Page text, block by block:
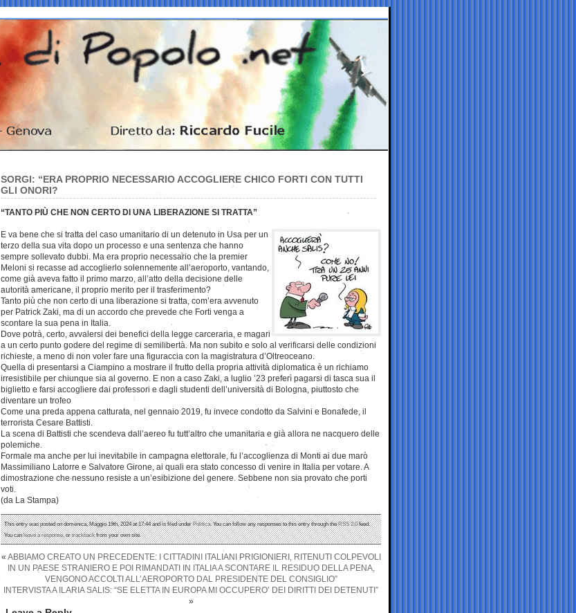
SORGI: “ERA PROPRIO NECESSARIO ACCOGLIERE CHICO FORTI CON TUTTI
GLI ONORI?
“TANTO PIÙ CHE NON CERTO DI UNA LIBERAZIONE SI TRATTA”
E va bene che si tratta del caso umanitario di un detenuto in Usa per un
terzo della sua vita dopo un processo e una sentenza che hanno
sempre sollevato dubbi. Ma era proprio necessario che la premier
Meloni si recasse ad accoglierlo solennemente all’aeroporto, vantando,
come già aveva fatto il primo marzo, all’atto della decisione delle
autorità americane, il proprio merito per il trasferimento?
Tanto più che non certo di una liberazione si tratta, com’era avvenuto
per Patrick Zaki, ma di un accordo che prevede che Forti venga a
scontare la sua pena in Italia.
Dove potrà, certo, avvalersi dei benefici della legge carceraria, e magari
a un certo punto godere del regime di semilibertà. Ma non subito e solo al verificarsi delle condizioni
richieste, a meno di non voler fare una figuraccia con la magistratura d’Oltreoceano.
Quella di presentarsi a Ciampino a mostrare il frutto della propria attività diplomatica è un richiamo
irresistibile per chiunque sia al governo. E non a caso Zaki, a luglio ’23 preferì pagarsi di tasca sua il
biglietto e farsi accogliere dai professori e dagli studenti dell’università di Bologna, piuttosto che
diventare un trofeo
Come una preda appena catturata, nel gennaio 2019, fu invece condotto da Salvini e Bonafede, il
terrorista Cesare Battisti.
La scena di Battisti che scendeva dall’aereo fu tutt’altro che umanitaria e già allora ne nacquero delle
polemiche.
Formale ma anche per lui inevitabile in campagna elettorale, fu l’accoglienza di Monti ai due marò
Massimiliano Latorre e Salvatore Girone, ai quali era stato concesso di venire in Italia per votare. A
dimostrazione che nessuno resiste a un’esibizione del genere. Sebbene non sia provato che porti
voti.
(da La Stampa)
This entry was posted on domenica, Maggio 19th, 2024 at 17:44 and is filed underPolitica. You can follow any responses to this entry through theRSS 2.0feed.
You canleave a response, ortrackbackfrom your own site.
« ABBIAMO CREATO UN PRECEDENTE: I CITTADINI ITALIANI PRIGIONIERI, RITENUTI COLPEVOLI
IN UN PAESE STRANIERO E POI RIMANDATI IN ITALIA A SCONTARE IL RESIDUO DELLA PENA,
VENGONO ACCOLTI ALL’AEROPORTO DAL PRESIDENTE DEL CONSIGLIO”
INTERVISTA A ILARIA SALIS: “SE ELETTA IN EUROPA MI OCCUPERO’ DEI DIRITTI DEI DETENUTI”
»